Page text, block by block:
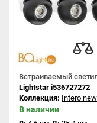
Встраиваемый
Lightstar i536727272
Коллекция: Intero new
В наличии